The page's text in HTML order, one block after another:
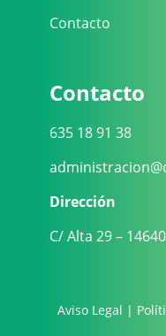
Contacto
Contacto
635 18 91 38
Dirección
C/ Alta 29 –
Aviso Legal |